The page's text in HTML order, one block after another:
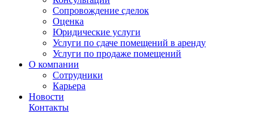
Сопровождение сделок
Оценка
Юридические услуги
Услуги по сдаче помещений в аренду
Услуги по продаже помещений
О компании
Сотрудники
Карьера
Новости
Контакты